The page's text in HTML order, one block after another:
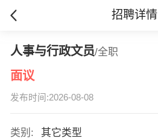
招聘详情
人事与行政文员/全职
面议
发布时间:2026-08-08
类别:
其它类型